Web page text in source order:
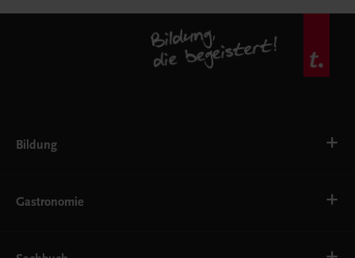
Bildung
Ernährung
Gastronomie, Hotellerie, Küche
Gastronomie